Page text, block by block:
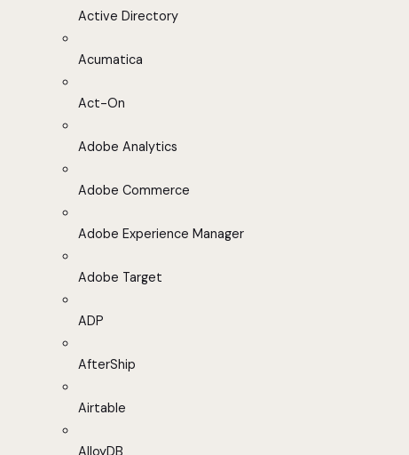
Active Directory
Acumatica
Act-On
Adobe Analytics
Adobe Commerce
Adobe Experience Manager
Adobe Target
ADP
AfterShip
Airtable
AlloyDB